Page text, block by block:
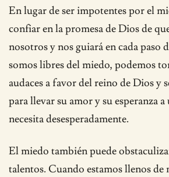
En lugar de ser impotentes por el
confiar en la promesa de Dios de
nosotros y nos guiará en cada paso
somos libres del miedo, podemos
audaces a favor del reino de Dios y
para llevar su amor y su esperanza
necesita desesperadamente.
El miedo también puede
talentos. Cuando estamos llenos de